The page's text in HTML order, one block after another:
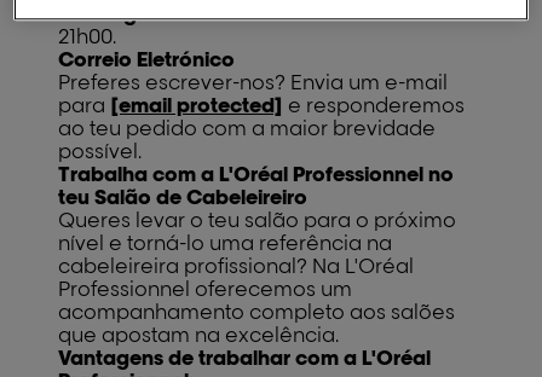
-De segunda a sexta-feira: das 9h00 às
21h00.
Correio Eletrónico
Preferes escrever-nos? Envia um e-mail
para [email protected] e responderemos
ao teu pedido com a maior brevidade
possível.
Trabalha com a L'Oréal Professionnel no
teu Salão de Cabeleireiro
Queres levar o teu salão para o próximo
nível e torná-lo uma referência na
cabeleireira profissional? Na L'Oréal
Professionnel oferecemos um
acompanhamento completo aos salões
que apostam na excelência.
Vantagens de trabalhar com a L'Oréal